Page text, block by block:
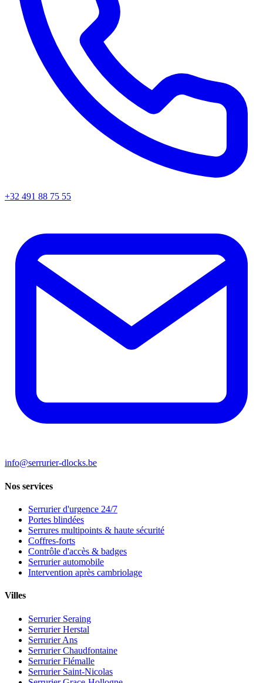
+32 491 88 75 55
info@serrurier-dlocks.be
Nos services
Serrurier d'urgence 24/7
Portes blindées
Serrures multipoints & haute sécurité
Coffres-forts
Contrôle d'accès & badges
Serrurier automobile
Intervention après cambriolage
Villes
Serrurier Seraing
Serrurier Herstal
Serrurier Ans
Serrurier Chaudfontaine
Serrurier Flémalle
Serrurier Saint-Nicolas